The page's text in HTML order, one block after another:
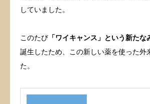
していました。
このたび 「ワイキャンス」という新た
誕生したため、この新しい薬を使った外
た。